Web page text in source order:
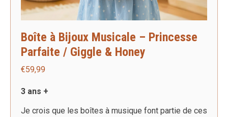
Boîte à Bijoux Musicale – Princesse
Parfaite / Giggle & Honey
€59,99
3 ans +
Je crois que les boîtes à musique font partie de ces